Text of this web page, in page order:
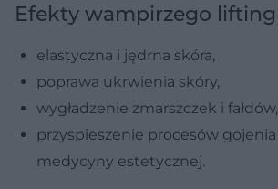
Efekty wampirzego
elastyczna i jędrna skóra,
poprawa ukrwienia skóry,
wygładzenie zmarszczek i fałdów,
przyspieszenie procesów
medycyny estetycznej.